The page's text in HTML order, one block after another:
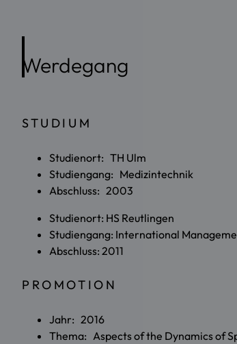
Werdegang
STUDIUM
Studienort: TH Ulm
Studiengang: Medizintechnik
Abschluss: 2003
Studienort: HS Reutlingen
Studiengang: International
Abschluss: 2011
PROMOTION
Jahr: 2016
Thema: Aspects of the Dynamics of